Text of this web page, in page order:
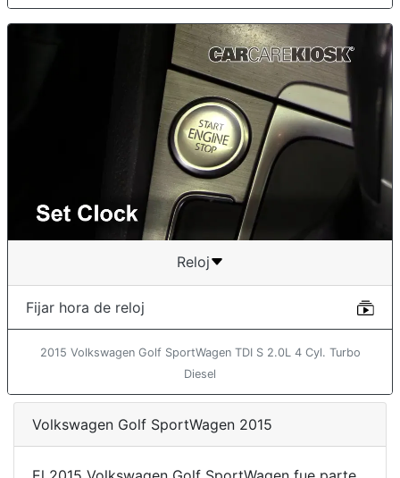
Reloj
Fijar hora de reloj
2015 Volkswagen Golf SportWagen TDI S 2.0L 4 Cyl. Turbo
Diesel
Volkswagen Golf SportWagen 2015